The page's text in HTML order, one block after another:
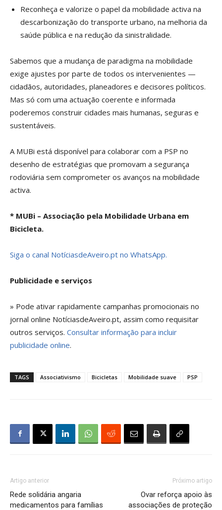
Reconheça e valorize o papel da mobilidade activa na
descarbonização do transporte urbano, na melhoria da
saúde pública e na redução da sinistralidade.
Sabemos que a mudança de paradigma na mobilidade
exige ajustes por parte de todos os intervenientes —
cidadãos, autoridades, planeadores e decisores políticos.
Mas só com uma actuação coerente e informada
poderemos construir cidades mais humanas, seguras e
sustentáveis.
A MUBi está disponível para colaborar com a PSP no
desenho de estratégias que promovam a segurança
rodoviária sem comprometer os avanços na mobilidade
activa.
* MUBi – Associação pela Mobilidade Urbana em
Bicicleta.
Siga o canal NotíciasdeAveiro.pt no WhatsApp.
Publicidade e serviços
» Pode ativar rapidamente campanhas promocionais no
jornal online NotíciasdeAveiro.pt, assim como requisitar
outros serviços. Consultar informação para incluir
publicidade online.
TAGS Associativismo Bicicletas Mobilidade suave PSP
Artigo anterior
Rede solidária angaria
medicamentos para famílias
Próximo artigo
Ovar reforça apoio às
associações de proteção